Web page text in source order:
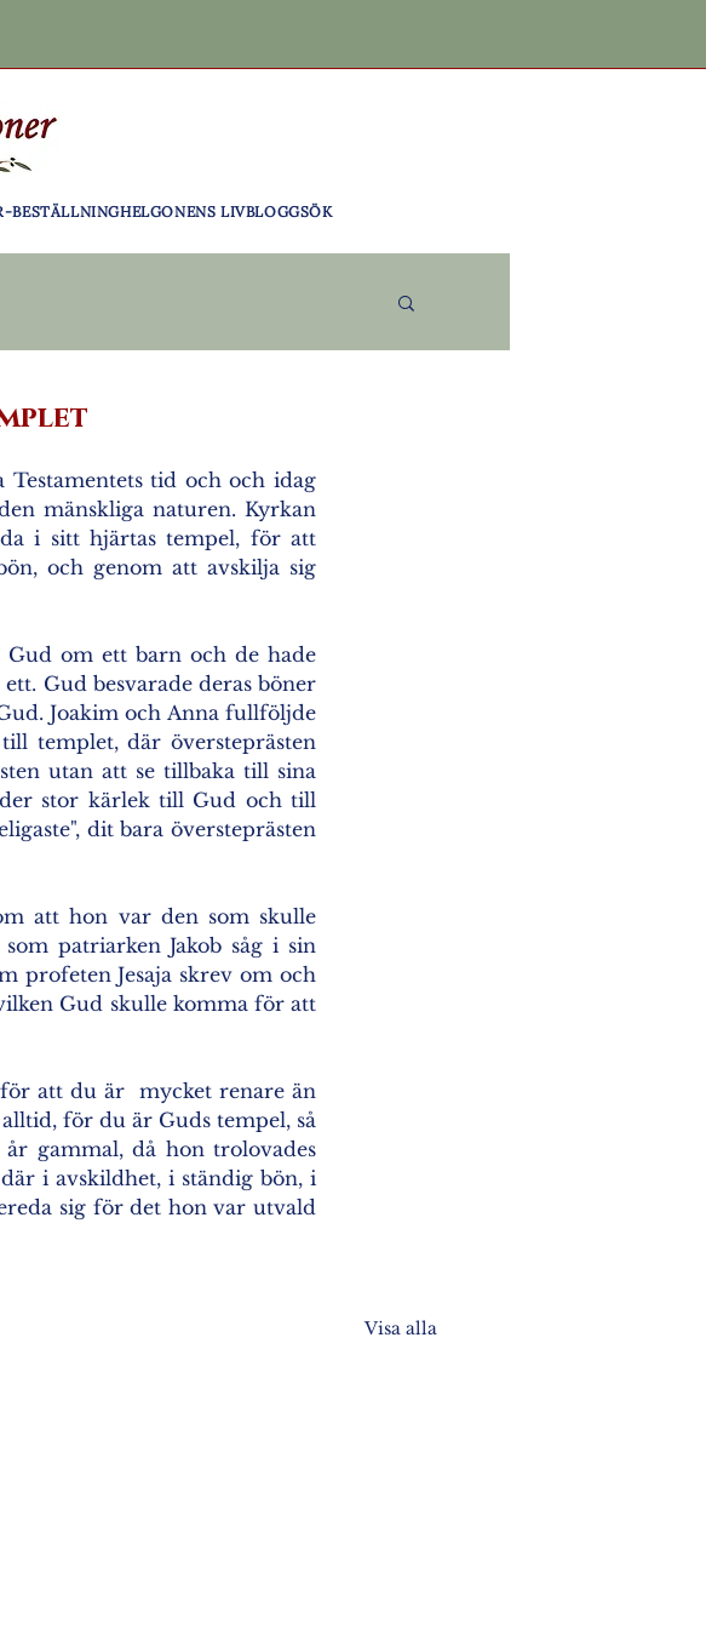
BESTÄLLNINGHELGONENS LIVBLOGGSÖK
tid och och idag
mänskliga naturen. Kyrkan
i sitt hjärtas tempel, för att
och genom att avskilja sig
Gud om ett barn och de hade
Gud besvarade deras böner
Joakim och Anna fullföljde
templet, där översteprästen
utan att se tillbaka till sina
stor kärlek till Gud och till
dit bara översteprästen
att hon var den som skulle
patriarken Jakob såg i sin
profeten Jesaja skrev om och
Gud skulle komma för att
att du är  mycket renare än
för du är Guds tempel, så
gammal, då hon trolovades
i avskildhet, i ständig bön, i
sig för det hon var utvald
Visa alla